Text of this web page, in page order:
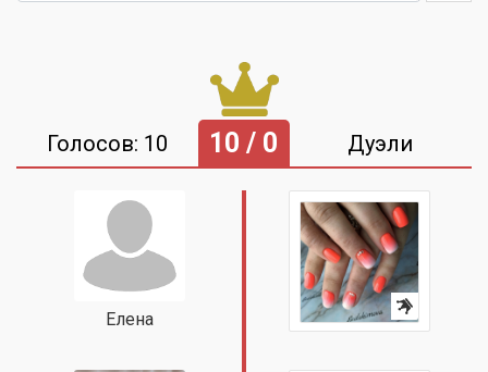
Голосов: 10 10 / 0 Дуэли
Елена